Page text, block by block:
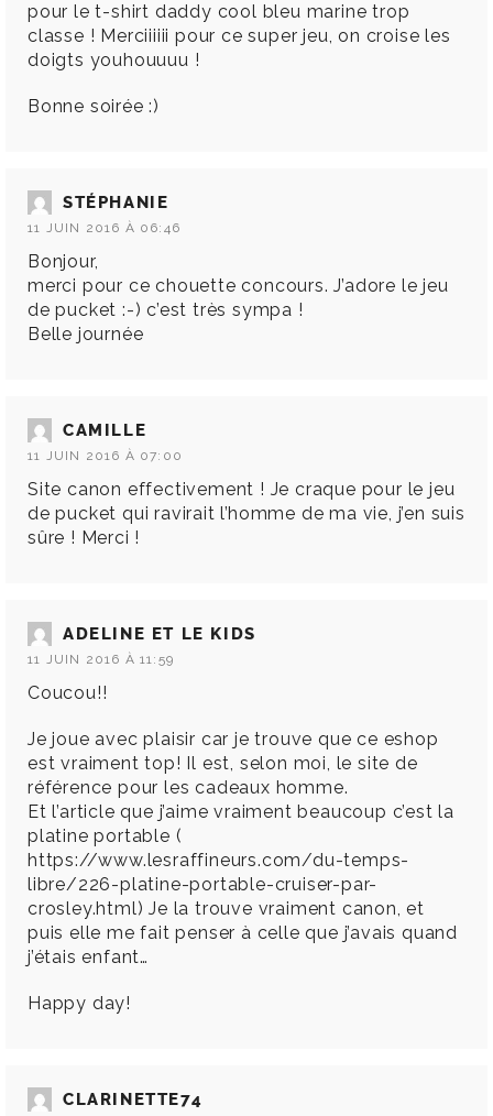
pour le t-shirt daddy cool bleu marine trop
classe ! Merciiiiii pour ce super jeu, on croise les
doigts youhouuuu !
Bonne soirée :)
STÉPHANIE
11 JUIN 2016 À 06:46
Bonjour,
merci pour ce chouette concours. J’adore le jeu
de pucket :-) c’est très sympa !
Belle journée
CAMILLE
11 JUIN 2016 À 07:00
Site canon effectivement ! Je craque pour le jeu
de pucket qui ravirait l’homme de ma vie, j’en suis
sûre ! Merci !
ADELINE ET LE KIDS
11 JUIN 2016 À 11:59
Coucou!!
Je joue avec plaisir car je trouve que ce eshop
est vraiment top! Il est, selon moi, le site de
référence pour les cadeaux homme.
Et l’article que j’aime vraiment beaucoup c’est la
platine portable (
https://www.lesraffineurs.com/du-temps-
libre/226-platine-portable-cruiser-par-
crosley.html) Je la trouve vraiment canon, et
puis elle me fait penser à celle que j’avais quand
j’étais enfant…
Happy day!
CLARINETTE74